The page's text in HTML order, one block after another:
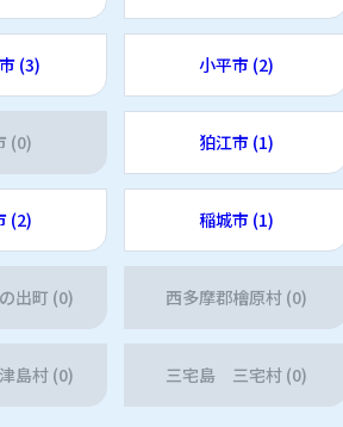
(3) 小平市 (2)
(0) 狛江市 (1)
(2) 稲城市 (1)
出町 (0) 西多摩郡檜原村 (0)
島村 (0) 三宅島 三宅村 (0)